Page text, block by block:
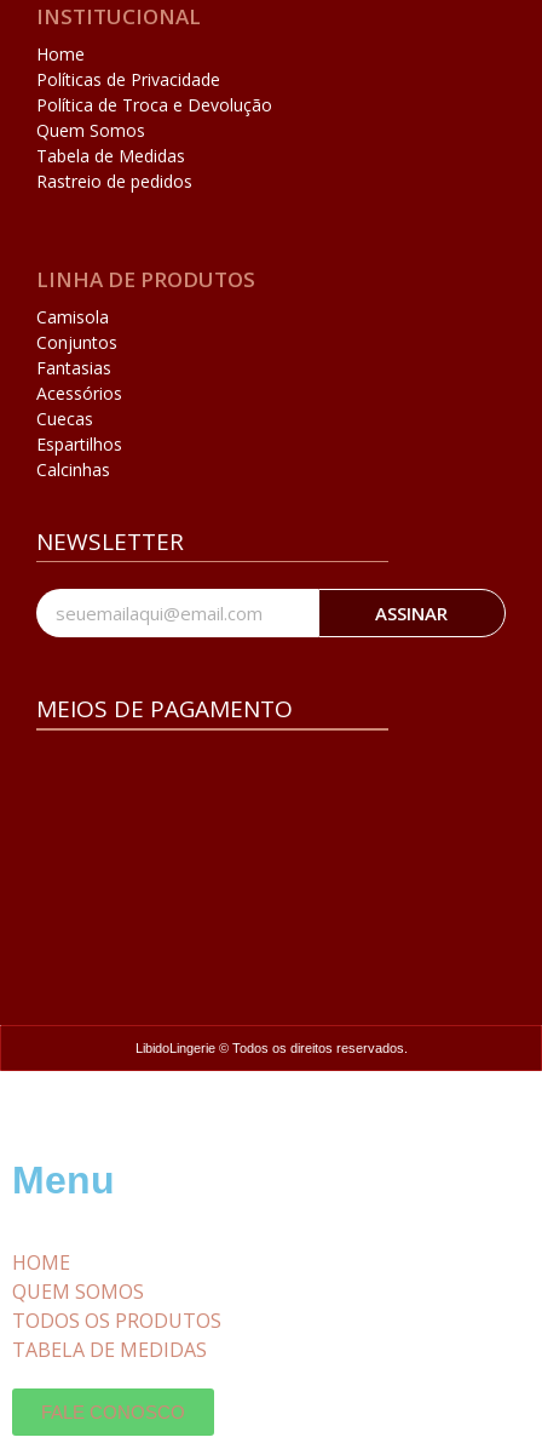
INSTITUCIONAL
Home
Políticas de Privacidade
Política de Troca e Devolução
Quem Somos
Tabela de Medidas
Rastreio de pedidos
LINHA DE PRODUTOS
Camisola
Conjuntos
Fantasias
Acessórios
Cuecas
Espartilhos
Calcinhas
NEWSLETTER
ASSINAR
MEIOS DE PAGAMENTO
LibidoLingerie © Todos os direitos reservados.
Menu
HOME
QUEM SOMOS
TODOS OS PRODUTOS
TABELA DE MEDIDAS
FALE CONOSCO